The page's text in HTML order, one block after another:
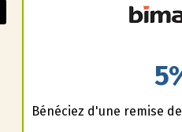
Bénéficiez d'une remise